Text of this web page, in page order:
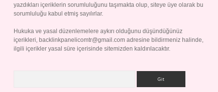
yazdıkları içeriklerin sorumluluğunu taşımakta olup, siteye üye olarak bu
sorumluluğu kabul etmiş sayılırlar.
Hukuka ve yasal düzenlemelere aykırı olduğunu düşündüğünüz
içerikleri, backlinkpanelicomtr@gmail.com adresine bildirmeniz halinde,
ilgili içerikler yasal süre içerisinde sitemizden kaldırılacaktır.